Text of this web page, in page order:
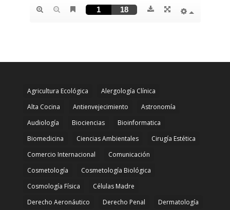
Agricultura Ecológica
Alergología Clínica
Alta Cocina
Antienvejecimiento
Astronomía
Audiología
Biociencias
Bioinformatica
Biomedicina
Ciencias Ambientales
Cirugía Estética
Comercio Internacional
Comunicación
Cosmetología
Cosmetología Biológica
Cosmología Física
Células Madre
Derecho Aeronáutico
Derecho Penal
Dermatología